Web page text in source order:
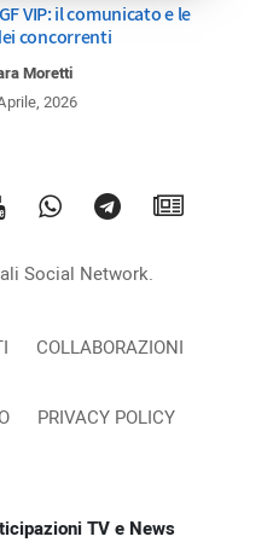
VIP: il comunicato e le
concorrenti
Moretti
2026
Social Network.
COLLABORAZIONI
PRIVACY POLICY
TV e News